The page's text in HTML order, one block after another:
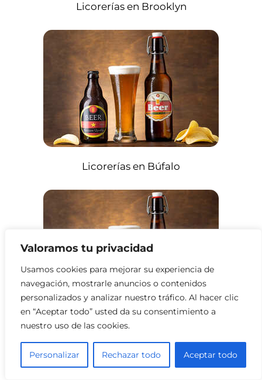
Valoramos tu privacidad
Usamos cookies para mejorar su experiencia de
navegación, mostrarle anuncios o contenidos
personalizados y analizar nuestro tráfico. Al hacer clic
en “Aceptar todo” usted da su consentimiento a
nuestro uso de las cookies.
Personalizar Rechazar todo Aceptar todo
Licorerías en Brooklyn
Licorerías en Búfalo
Licorerías en Yonkers